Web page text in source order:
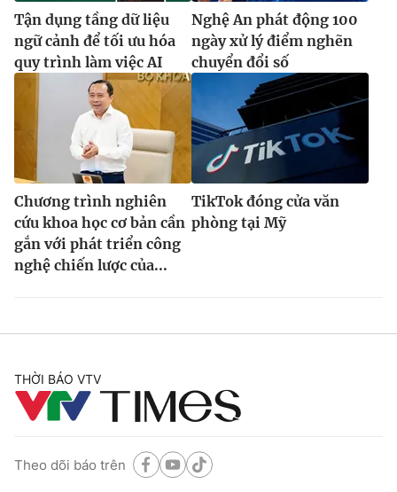
Tận dụng tầng dữ liệu
ngữ cảnh để tối ưu hóa
quy trình làm việc AI
Nghệ An phát động 100
ngày xử lý điểm nghẽn
chuyển đổi số
Chương trình nghiên
cứu khoa học cơ bản cần
gắn với phát triển công
nghệ chiến lược của...
TikTok đóng cửa văn
phòng tại Mỹ
THỜI BÁO VTV
Theo dõi báo trên